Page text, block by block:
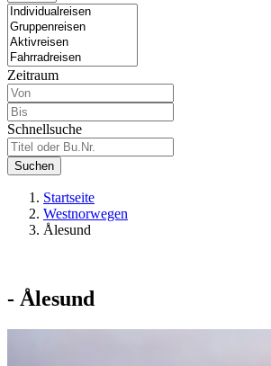
Zeitraum
Schnellsuche
Suchen
Startseite
Westnorwegen
Ålesund
- Ålesund